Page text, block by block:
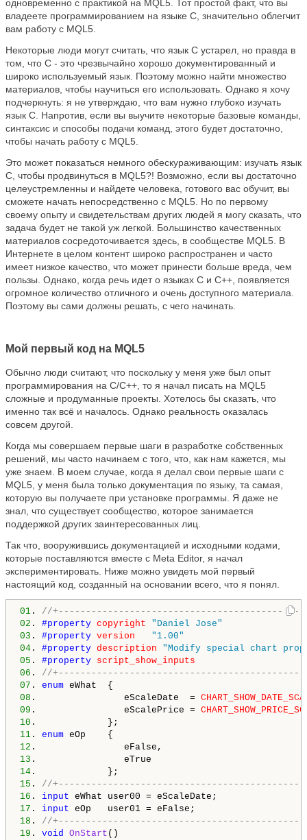
одновременно с практикой на MQL5. Тот простой факт, что вы
владеете программированием на языке С, значительно облегчит
вам работу с MQL5.
Некоторые люди могут считать, что язык C устарел, но правда в
том, что C - это чрезвычайно хорошо документированный и
широко используемый язык. Поэтому можно найти множество
материалов, чтобы научиться его использовать. Однако я хочу
подчеркнуть: я не утверждаю, что вам нужно глубоко изучать
язык C. Напротив, если вы выучите некоторые базовые команды,
синтаксис и способы подачи команд, этого будет достаточно,
чтобы начать работу с MQL5.
Это может показаться немного обескураживающим: изучать язык
C, чтобы продвинуться в MQL5?! Возможно, если вы достаточно
целеустремленны и найдете человека, готового вас обучит, вы
сможете начать непосредственно с MQL5. Но по первому
своему опыту и свидетельствам других людей я могу сказать, что
задача будет не такой уж легкой. Большинство качественных
материалов сосредоточивается здесь, в сообществе MQL5. В
Интернете в целом контент широко распространен и часто
имеет низкое качество, что может принести больше вреда, чем
пользы. Однако, когда речь идет о языках C и C++, появляется
огромное количество отличного и очень доступного материала.
Поэтому вы сами должны решать, с чего начинать.
Мой первый код на MQL5
Обычно люди считают, что поскольку у меня уже был опыт
программирования на C/C++, то я начал писать на MQL5
сложные и продуманные проекты. Хотелось бы сказать, что
именно так всё и началось. Однако реальность оказалась
совсем другой.
Когда мы совершаем первые шаги в разработке собственных
решений, мы часто начинаем с того, что, как нам кажется, мы
уже знаем. В моем случае, когда я делал свои первые шаги с
MQL5, у меня была только документация по языку, та самая,
которую вы получаете при установке программы. Я даже не
знал, что существует сообщество, которое занимается
поддержкой других заинтересованных лиц.
Так что, вооружившись документацией и исходными кодами,
которые поставляются вместе с Meta Editor, я начал
экспериментировать. Ниже можно увидеть мой первый
настоящий код, созданный на основании всего, что я понял.
01 . //
02 . #property copyright
"Daniel Jose"
03 . #property version
"1.00"
04 . #property description
"Modify special chart
05 . #property script_show_inputs
06 . //
07 . enum
08 .                eScaleDate  =
09 .                eScalePrice =
10
11 . enum
12 .
13 .
14
15 . //
16 . input eWhat user00 =
17 . input eOp   user01 =
18 . //
19 . void OnStart